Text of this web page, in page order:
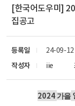
[한국어도우미]
집공고
등록일
24-09-12
작성자
iie
2024 가을